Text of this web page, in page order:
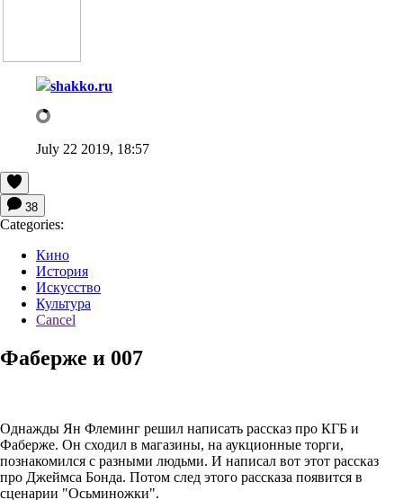
shakko.ru
July 22 2019, 18:57
38
Categories:
Кино
История
Искусство
Культура
Cancel
Фаберже и 007
Однажды Ян Флеминг решил написать рассказ про КГБ и
Фаберже. Он сходил в магазины, на аукционные торги,
познакомился с разными людьми. И написал вот этот рассказ
про Джеймса Бонда. Потом след этого рассказа появится в
сценарии "Осьминожки".